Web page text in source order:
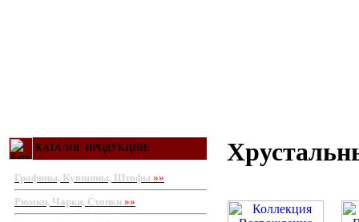
КАТАЛОГ ПРОДУКЦИИ:
Графины, Кувшины, Штофы »»
Рюмки, Чарки, Стопки »»